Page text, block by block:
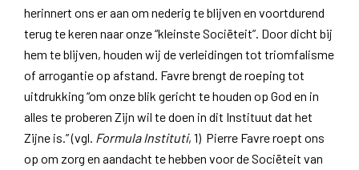
herinnert ons er aan om nederig te blijven en voortdurend
terug te keren naar onze “kleinste Sociëteit”. Door dicht bij
hem te blijven, houden wij de verleidingen tot triomfalisme
of arrogantie op afstand. Favre brengt de roeping tot
uitdrukking “om onze blik gericht te houden op God en in
alles te proberen Zijn wil te doen in dit Instituut dat het
Zijne is.” (vgl. Formula Instituti, 1) Pierre Favre roept ons
op om zorg en aandacht te hebben voor de Sociëteit van